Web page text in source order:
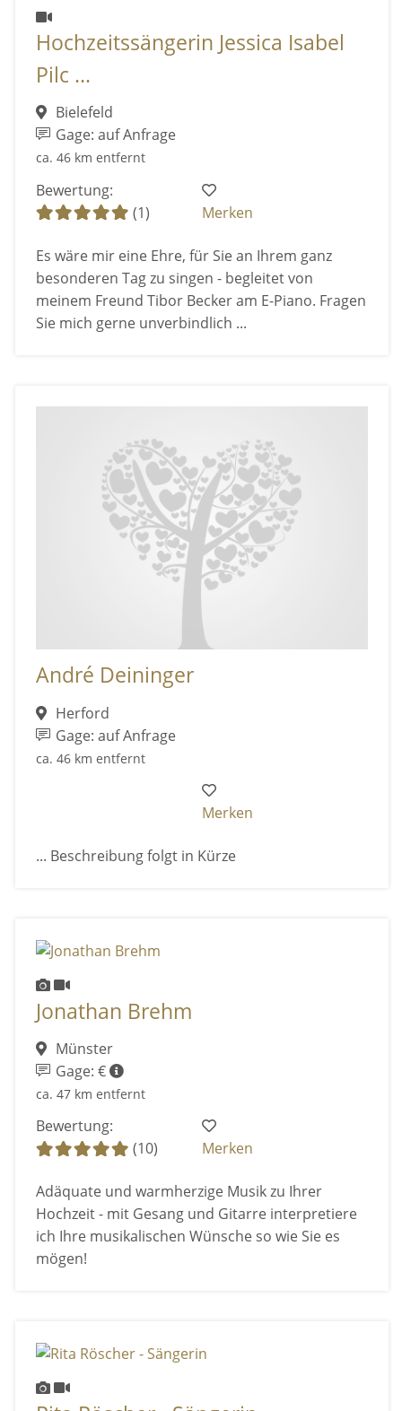
Hochzeitssängerin Jessica Isabel
Pilc ...
Bielefeld
Gage: auf Anfrage
ca. 46 km entfernt
Bewertung:
(1)
Merken
Es wäre mir eine Ehre, für Sie an Ihrem ganz
besonderen Tag zu singen - begleitet von
meinem Freund Tibor Becker am E-Piano. Fragen
Sie mich gerne unverbindlich ...
André Deininger
Herford
Gage: auf Anfrage
ca. 46 km entfernt
Merken
... Beschreibung folgt in Kürze
Jonathan Brehm
Münster
Gage: €
ca. 47 km entfernt
Bewertung:
(10)
Merken
Adäquate und warmherzige Musik zu Ihrer
Hochzeit - mit Gesang und Gitarre interpretiere
ich Ihre musikalischen Wünsche so wie Sie es
mögen!